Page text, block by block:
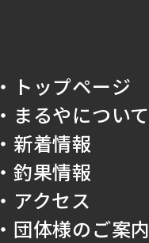
・トップページ
・まるやについて
・新着情報
・釣果情報
・アクセス
・団体様のご案内